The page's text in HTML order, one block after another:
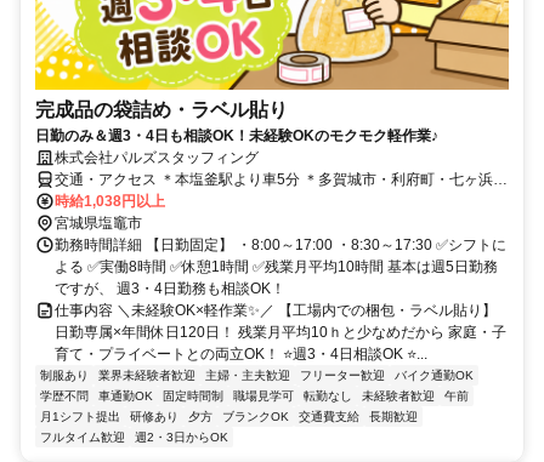
完成品の袋詰め・ラベル貼り
日勤のみ＆週3・4日も相談OK！未経験OKのモクモク軽作業♪
株式会社パルズスタッフィング
交通・アクセス ＊本塩釜駅より車5分 ＊多賀城市・利府町・七ヶ浜
町・仙台市宮城野区からも車で30分圏内！
時給1,038円以上
宮城県塩竈市
勤務時間詳細 【日勤固定】 ・8:00～17:00 ・8:30～17:30 ✅シフトに
よる ✅実働8時間 ✅休憩1時間 ✅残業月平均10時間 基本は週5日勤務
ですが、 週3・4日勤務も相談OK！
仕事内容 ＼未経験OK×軽作業✨／ 【工場内での梱包・ラベル貼り】
日勤専属×年間休日120日！ 残業月平均10ｈと少なめだから 家庭・子
育て・プライベートとの両立OK！ ⭐週3・4日相談OK ⭐...
制服あり 業界未経験者歓迎 主婦・主夫歓迎 フリーター歓迎
バイク通勤OK
学歴不問
車通勤OK 固定時間制 職場見学可 転勤なし 未経験者歓迎
午前
月1シフト提出
研修あり 夕方 ブランクOK 交通費支給
長期歓迎
フルタイム歓迎
週2・3日からOK